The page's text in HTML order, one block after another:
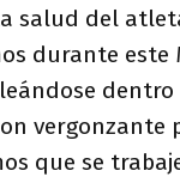
salud del
durante este
dentro
vergonzante
que se